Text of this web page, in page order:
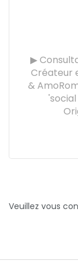
▶
Créateur
&
Veuillez vous